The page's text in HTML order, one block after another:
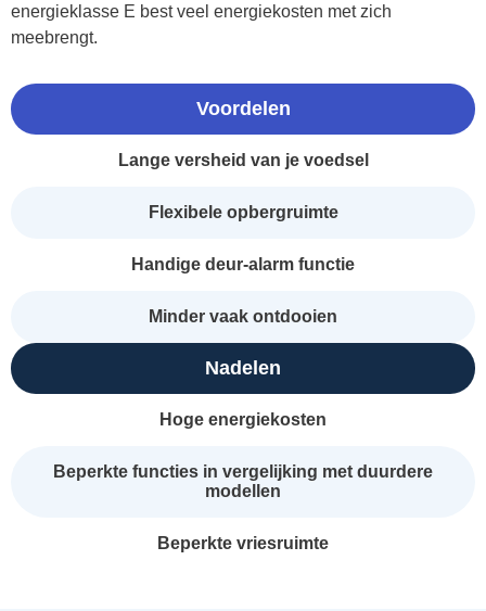
energieklasse E best veel energiekosten met zich
meebrengt.
Voordelen
Lange versheid van je voedsel
Flexibele opbergruimte
Handige deur-alarm functie
Minder vaak ontdooien
Nadelen
Hoge energiekosten
Beperkte functies in vergelijking met duurdere
modellen
Beperkte vriesruimte